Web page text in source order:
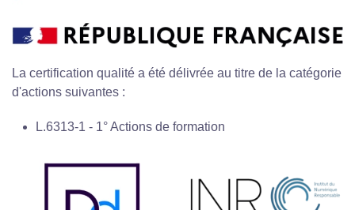
La certification qualité a été délivrée au titre de la catégorie
d'actions suivantes :
L.6313-1 - 1° Actions de formation